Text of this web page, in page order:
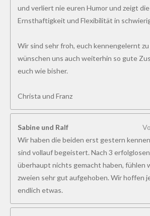
8
t
e
n
und verliert nie euren Humor und zeigt
Ernsthaftigkeit und Flexibilität in
Wir sind sehr froh, euch kennengelernt
wünschen uns auch weiterhin so gute
euch wie bisher.
Christa und Franz
Sabine und Ralf
Wir haben die beiden erst gestern
sind vollauf begeistert. Nach 3
überhaupt nichts gemacht haben, fühlen
zweien sehr gut aufgehoben. Wir hoffen
endlich etwas.